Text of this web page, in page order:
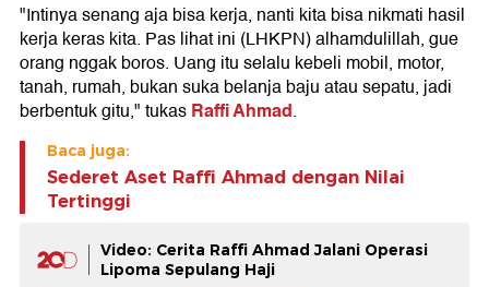
"Intinya senang aja bisa kerja, nanti kita bisa nikmati hasil
kerja keras kita. Pas lihat ini (LHKPN) alhamdulillah, gue
orang nggak boros. Uang itu selalu kebeli mobil, motor,
tanah, rumah, bukan suka belanja baju atau sepatu, jadi
berbentuk gitu," tukasRaffi Ahmad.
Baca juga:
Sederet Aset Raffi Ahmad dengan Nilai
Tertinggi
Video: Cerita Raffi Ahmad Jalani Operasi
Lipoma Sepulang Haji